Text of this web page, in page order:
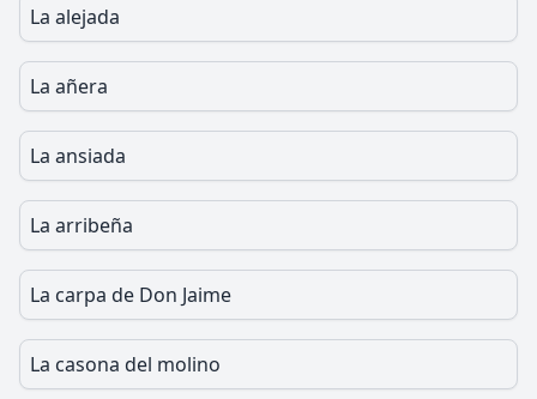
La alejada
La añera
La ansiada
La arribeña
La carpa de Don Jaime
La casona del molino